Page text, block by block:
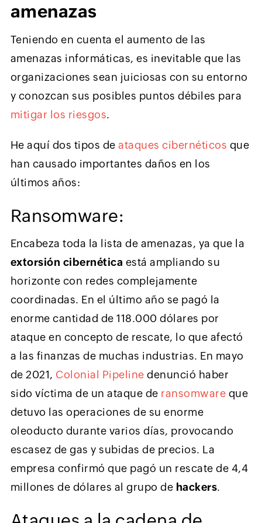
amenazas
Teniendo en cuenta el aumento de las
amenazas informáticas, es inevitable que las
organizaciones sean juiciosas con su entorno
y conozcan sus posibles puntos débiles para
mitigar los riesgos.
He aquí dos tipos deataques cibernéticos que
han causado importantes daños en los
últimos años:
Ransomware:
Encabeza toda la lista de amenazas, ya que la
extorsión cibernética está ampliando su
horizonte con redes complejamente
coordinadas. En el último año se pagó la
enorme cantidad de 118.000 dólares por
ataque en concepto de rescate, lo que afectó
a las finanzas de muchas industrias. En mayo
de 2021, Colonial Pipeline denunció haber
sido víctima de un ataque de ransomware que
detuvo las operaciones de su enorme
oleoducto durante varios días, provocando
escasez de gas y subidas de precios. La
empresa confirmó que pagó un rescate de 4,4
millones de dólares al grupo de hackers.